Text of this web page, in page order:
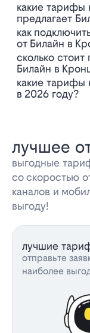
Какие тарифы на домашний интернет
предлагает
Как подключить домашний интернет
от Билайн в
Сколько стоит подключение интернета
Билайн в
Какие тарифы на интернет у Билайн будут
в 2026 году?
лучшее
выгодные
со скоростью
каналов и
выгоду!
лучшие
отправьте
наиболее